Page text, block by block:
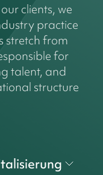
clients, we
practice
stretch from
for
talent, and
structure